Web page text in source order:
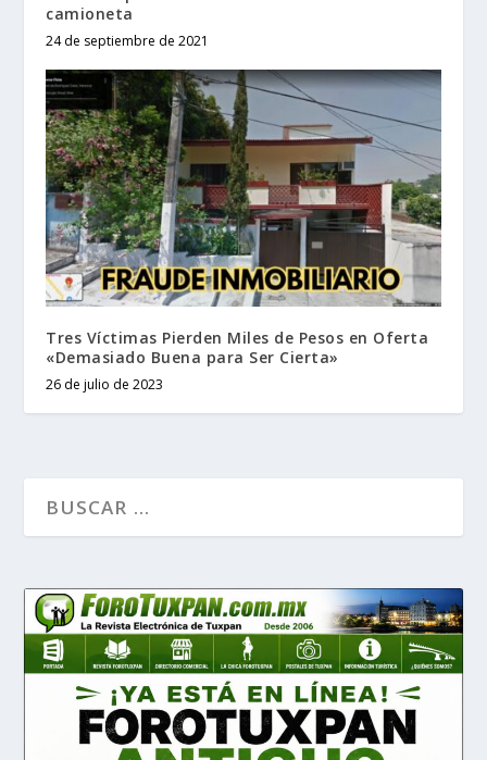
camioneta
24 de septiembre de 2021
Tres Víctimas Pierden Miles de Pesos en Oferta
«Demasiado Buena para Ser Cierta»
26 de julio de 2023